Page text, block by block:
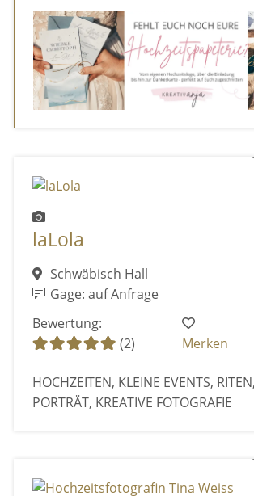
laLola
Schwäbisch Hall
Gage: auf Anfrage
Bewertung:
(2)
Merken
HOCHZEITEN, KLEINE EVENTS,
PORTRÄT, KREATIVE FOTOGRAFIE